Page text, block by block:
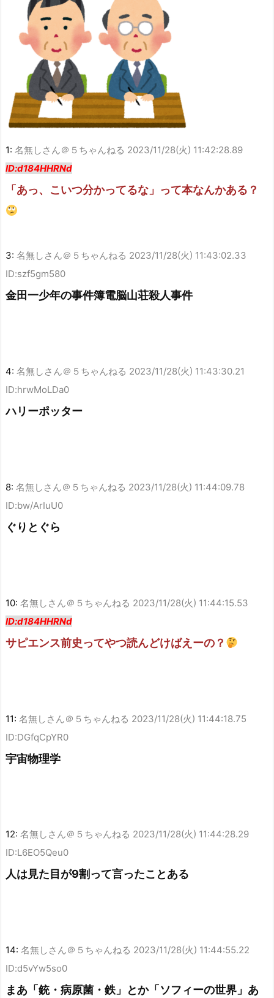
1: 名無しさん＠５ちゃんねる 2023/11/28(火) 11:42:28.89
ID:d184HHRNd
「あっ、こいつ分かってるな」って本なんかある？
3: 名無しさん＠５ちゃんねる 2023/11/28(火) 11:43:02.33
ID:szf5gm580
金田一少年の事件簿電脳山荘殺人事件
4: 名無しさん＠５ちゃんねる 2023/11/28(火) 11:43:30.21
ID:hrwMoLDa0
ハリーポッター
8: 名無しさん＠５ちゃんねる 2023/11/28(火) 11:44:09.78
ID:bw/ArIuU0
ぐりとぐら
10: 名無しさん＠５ちゃんねる 2023/11/28(火) 11:44:15.53
ID:d184HHRNd
サピエンス前史ってやつ読んどけばえーの？
11: 名無しさん＠５ちゃんねる 2023/11/28(火) 11:44:18.75
ID:DGfqCpYR0
宇宙物理学
12: 名無しさん＠５ちゃんねる 2023/11/28(火) 11:44:28.29
ID:L6EO5Qeu0
人は見た目が9割って言ったことある
14: 名無しさん＠５ちゃんねる 2023/11/28(火) 11:44:55.22
ID:d5vYw5so0
まあ「銃・病原菌・鉄」とか「ソフィーの世界」あ